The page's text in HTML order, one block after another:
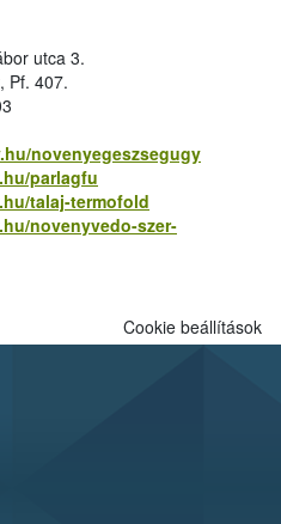
utca 3.
Pf. 407.
novenyegeszsegugy
parlagfu
talaj-termofold
novenyvedo-szer-
Cookie beállítások